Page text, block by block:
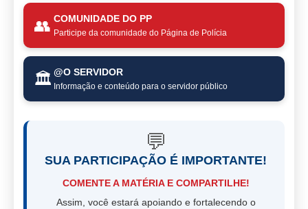
👥 COMUNIDADE DO PP
Participe da comunidade do Página de Polícia
🏛️ @O SERVIDOR
Informação e conteúdo para o servidor público
💬
SUA PARTICIPAÇÃO É IMPORTANTE!
COMENTE A MATÉRIA E COMPARTILHE!
Assim, você estará apoiando e fortalecendo o